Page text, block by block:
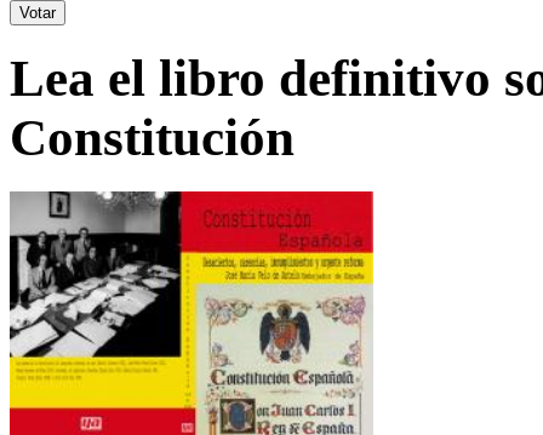
Lea el libro definitivo
Constitución